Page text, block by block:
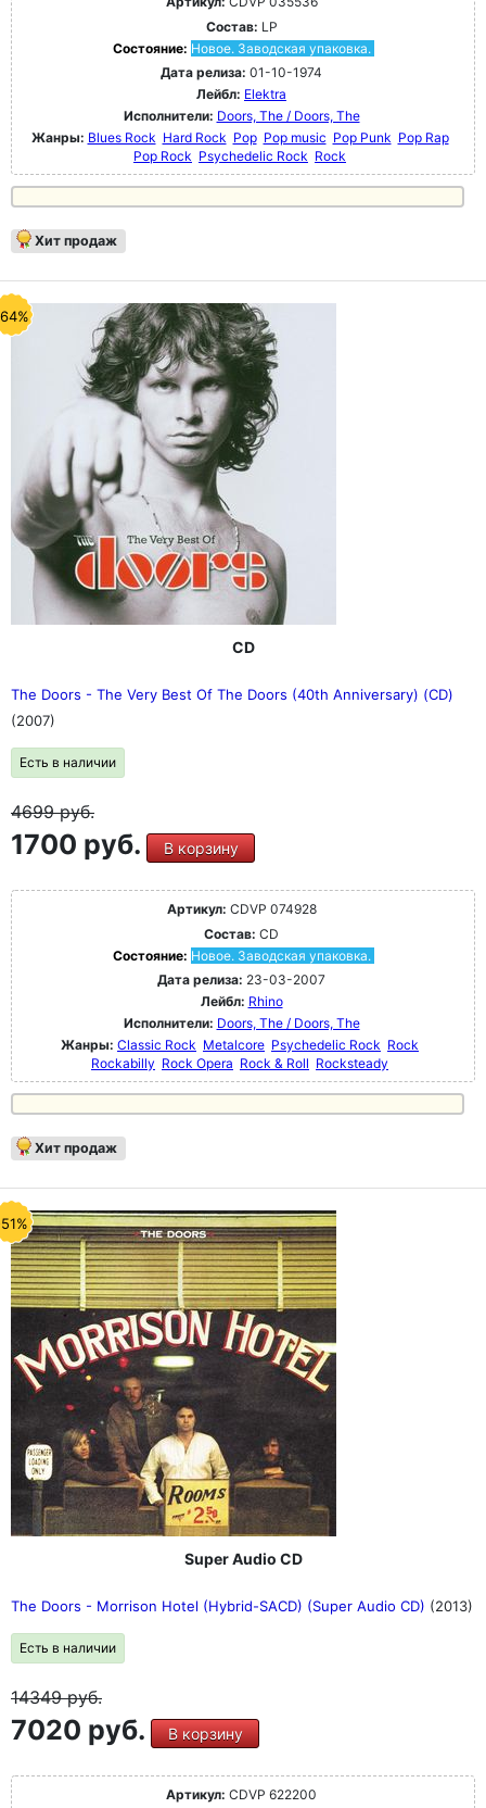
Состав: LP
Состояние: Новое. Заводская упаковка.
Дата релиза: 01-10-1974
Лейбл: Elektra
Исполнители: Doors, The / Doors, The
Жанры: Blues Rock Hard Rock Pop Pop music Pop Punk Pop Rap
Pop Rock Psychedelic Rock Rock
Хит продаж
CD
The Doors - The Very Best Of The Doors (40th Anniversary) (CD)
(2007)
Есть в наличии
4699руб.
1700 руб. В корзину
Артикул: CDVP 074928
Состав: CD
Состояние: Новое. Заводская упаковка.
Дата релиза: 23-03-2007
Лейбл: Rhino
Исполнители: Doors, The / Doors, The
Жанры: Classic Rock Metalcore Psychedelic Rock Rock
Rockabilly Rock Opera Rock & Roll Rocksteady
Хит продаж
Super Audio CD
The Doors - Morrison Hotel (Hybrid-SACD) (Super Audio CD) (2013)
Есть в наличии
14349руб.
7020 руб. В корзину
Артикул: CDVP 622200